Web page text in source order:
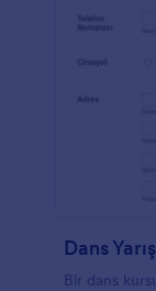
Dans
Bir dans